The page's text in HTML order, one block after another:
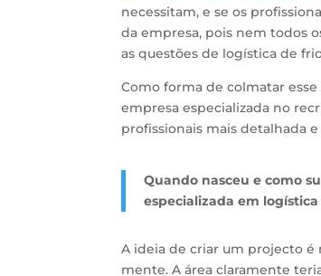
necessitam, e se os
da empresa, pois nem todos
as questões de logística de
Como forma de colmatar
empresa especializada no
profissionais mais detalhada
Quando nasceu e como
especializada em
A ideia de criar um projecto é
mente. A área claramente